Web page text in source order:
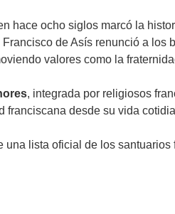
hace ocho siglos marcó la
de Asís renunció a
valores como la
, integrada por religiosos
franciscana desde su vida
una lista oficial de los